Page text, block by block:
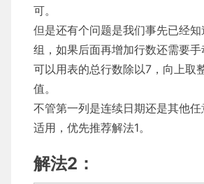
可。
但是还有个问题是我们事先已经
组，如果后面再增加行数还需要
可以用表的总行数除以7，向上取
值。
不管第一列是连续日期还是其他
适用，优先推荐解法1。
解法2：